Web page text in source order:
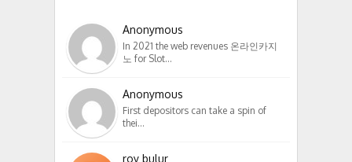
Anonymous
In 2021 the web revenues 온라인카지
노 for Slot…
Anonymous
First depositors can take a spin of
thei…
roy bulur